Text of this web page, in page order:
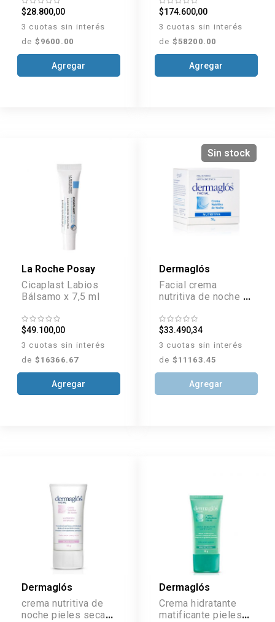
$28.800,00
3 cuotas sin interés
de $9600.00
Agregar
$174.600,00
3 cuotas sin interés
de $58200.00
Agregar
La Roche Posay
Cicaplast Labios
Bálsamo x 7,5 ml
$49.100,00
3 cuotas sin interés
de $16366.67
Agregar
Sin stock
Dermaglós
Facial crema
nutritiva de noche x
$33.490,34
3 cuotas sin interés
de $11163.45
Agregar
Dermaglós
crema nutritiva de
noche pieles secas
Dermaglós
Crema hidratante
matificante pieles